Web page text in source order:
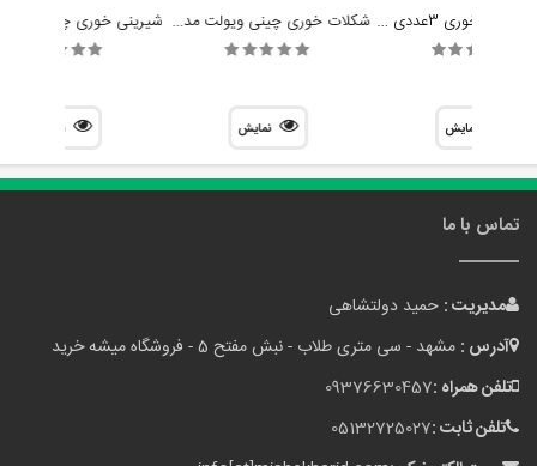
سرویس سوفله خوری 3عددی دیانا کد G01
نمایش
شکلات خوری چینی ویولت مدل راشل
نمایش
تماس با ما
مدیریت : حمید دولتشاهی
آدرس : مشهد - سی متری طلاب - نبش مفتح 5 - فروشگاه میشه خرید
تلفن همراه :09376630457
تلفن ثابت :05132725027